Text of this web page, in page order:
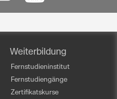
Weiterbildung
Fernstudieninstitut
Fernstudiengänge
Zertifikatskurse